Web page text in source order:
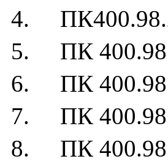
4.
5. ПК
6. ПК
7. ПК
8. ПК